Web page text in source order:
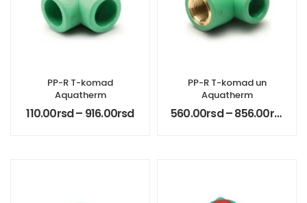
PP-R T-komad
Aquatherm
110.00rsd– 916.00rsd
PP-R T-komad un
Aquatherm
560.00rsd–856.00rsd